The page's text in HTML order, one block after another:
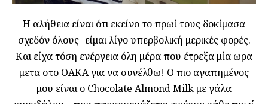
Η αλήθεια είναι ότι εκείνο το πρωί τους δοκίμασα
σχεδόν όλους- είμαι λίγο υπερβολική μερικές φορές.
Και είχα τόση ενέργεια όλη μέρα που έτρεξα μία ωρα
μετα στο ΟΑΚΑ για να συνέλθω! Ο πιο αγαπημένος
μου είναι ο Chocolate Almond Milk με γάλα